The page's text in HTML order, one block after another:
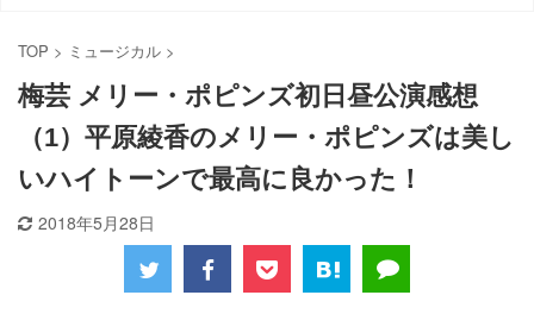
TOP > ミュージカル >
梅芸 メリー・ポピンズ初日昼公演感想
（1）平原綾香のメリー・ポピンズは美し
いハイトーンで最高に良かった！
2018年5月28日